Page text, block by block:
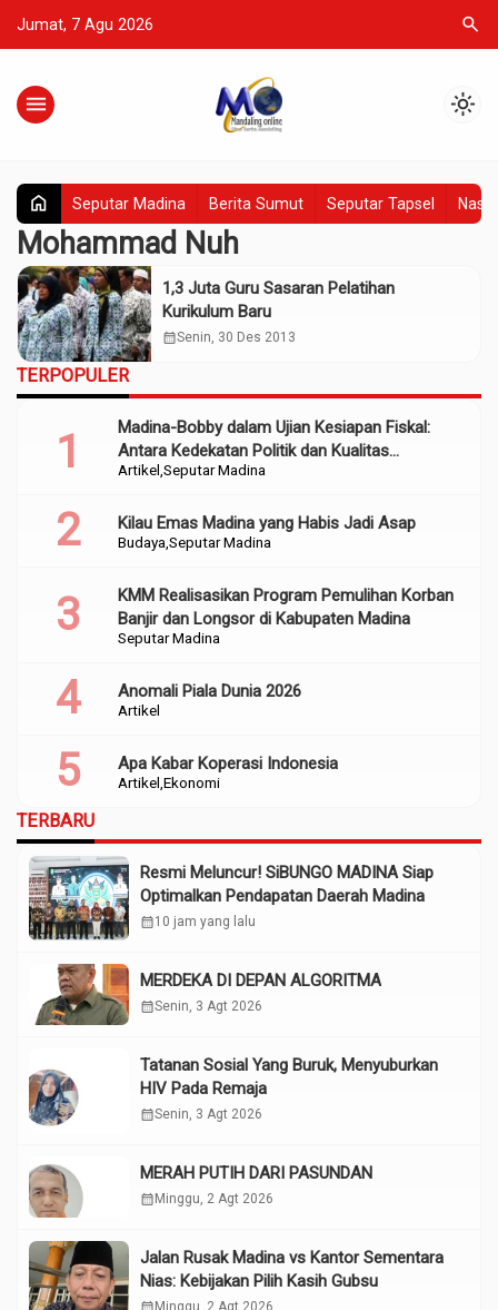
Jumat, 7 Agu 2026 search
menu light_mode
home Seputar Madina Berita Sumut Seputar Tapsel
Mohammad Nuh
1,3 Juta Guru Sasaran Pelatihan
Kurikulum Baru
calendar_monthSenin, 30 Des 2013
TERPOPULER
Artikel Seputar Madina
Madina-Bobby dalam Ujian Kesiapan Fiskal:
Antara Kedekatan Politik dan Kualitas
Perencanaan
Budaya Seputar Madina
Kilau Emas Madina yang Habis Jadi Asap
Seputar Madina
KMM Realisasikan Program Pemulihan Korban
Banjir dan Longsor di Kabupaten Madina
Artikel
Anomali Piala Dunia 2026
Artikel Ekonomi
Apa Kabar Koperasi Indonesia
TERBARU
Resmi Meluncur! SiBUNGO MADINA Siap
Optimalkan Pendapatan Daerah Madina
calendar_month10 jam yang lalu
MERDEKA DI DEPAN ALGORITMA
calendar_monthSenin, 3 Agt 2026
Tatanan Sosial Yang Buruk, Menyuburkan
HIV Pada Remaja
calendar_monthSenin, 3 Agt 2026
MERAH PUTIH DARI PASUNDAN
calendar_month Minggu, 2 Agt 2026
Jalan Rusak Madina vs Kantor Sementara
Nias: Kebijakan Pilih Kasih Gubsu
Minggu, 2 Agt 2026